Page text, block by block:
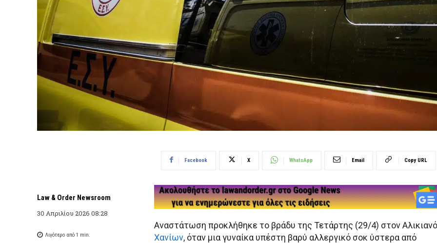
Law & Order Newsroom
30 Απριλίου 2026 08:28
Λιγότερο από 1 min.
Facebook X WhatsApp Email Copy URL
Αναστάτωση προκλήθηκε το βράδυ της Τετάρτης (29/4) στον Αλικιανό
Χανίων, όταν μια γυναίκα υπέστη βαρύ αλλεργικό σοκ ύστερα από